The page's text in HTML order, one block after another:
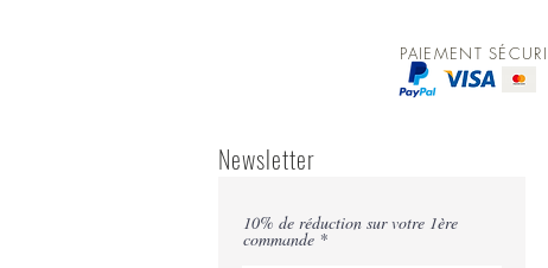
PAIEMENT
Newsletter
10% de réduction sur votre 1ère
commande